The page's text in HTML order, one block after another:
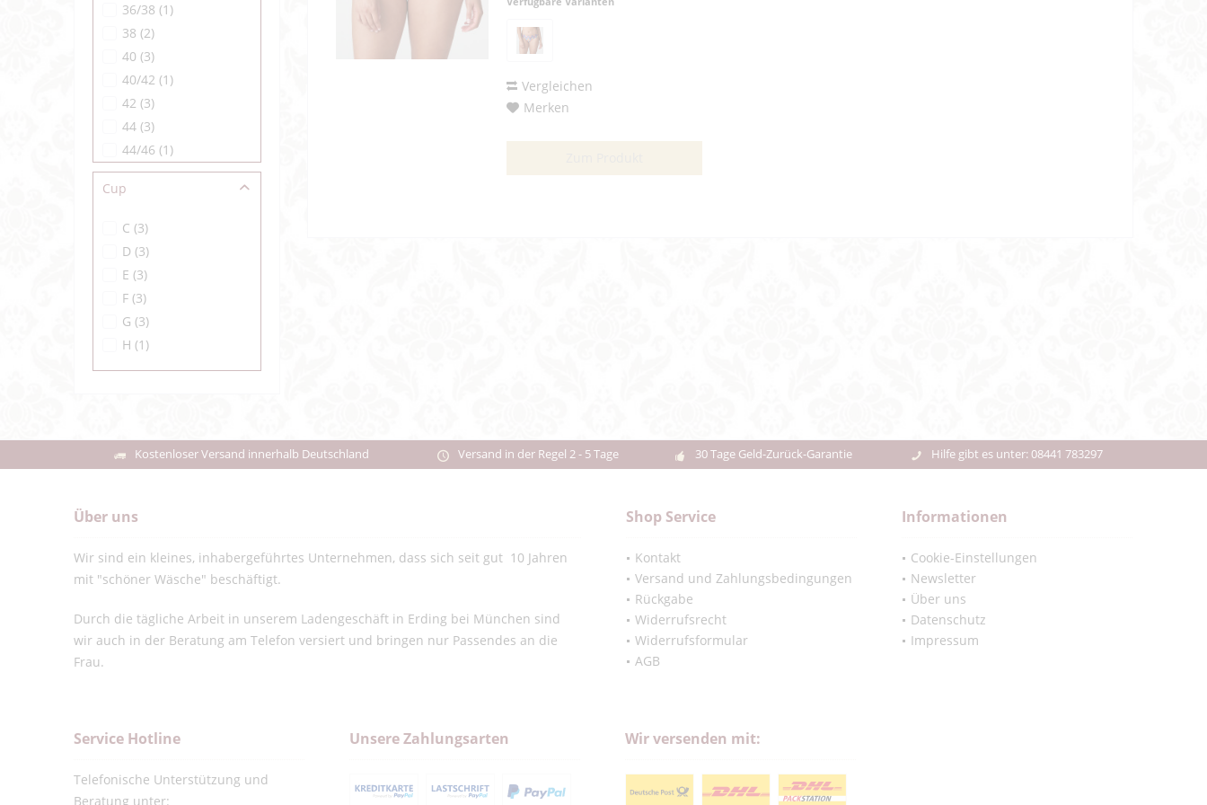
36/38 (1 )
38 (2)
40 (3)
40/42 (1 )
42 (3)
44 (3)
44/46 (1 )
46(2)
48/50
65(1
70(2
75(3
80(3
85(3
90( 3
Cup
C (3)
D (3)
E (3)
F (3)
G (3)
H (1 )
Vergleichen
Merken
Kostenloser Versand innerhalb Deutschland Versand in der Regel 2 - 5 Tage 30 Tage Geld-Zurück-Garantie Hilfe gibt es unter: 08441 783297
Über uns
Wir sind ein kleines, inhabergeführtes Unternehmen, dass sich seit gut 10 Jahren
mit "schöner Wäsche" beschäftigt.
Durch die tägliche Arbeit in unserem Ladengeschäft in Erding bei München sind
wir auch in der Beratung am Telefon versiert und bringen nur Passendes an die
Frau.
Shop Service
Kontakt
Versand und Zahlungsbedingungen
Rückgabe
Widerrufsrecht
Widerrufsformular
AGB
Informationen
Cookie-Einstellungen
Newsletter
Über uns
Datenschutz
Impressum
Service Hotline
Telefonische Unterstützung und
Beratung unter:
Unsere Zahlungsarten Wir versenden mit: